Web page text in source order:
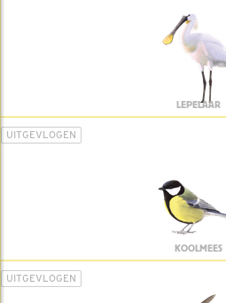
LEPELAAR
UITGEVLOGEN
KOOLMEES
UITGEVLOGEN